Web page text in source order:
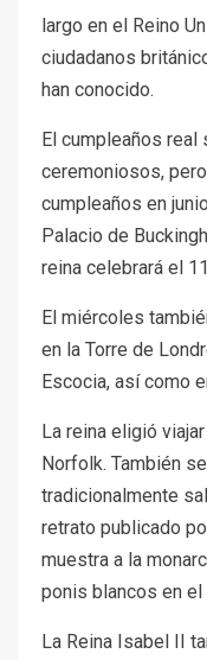
largo en el Reino
ciudadanos
han conocido.
El cumpleaños
ceremoniosos,
cumpleaños en
Palacio de
reina celebrará el
El miércoles
en la Torre de
Escocia, así como
La reina eligió
Norfolk. También
tradicionalmente
retrato publicado
muestra a la
ponis blancos en
La Reina Isabel II